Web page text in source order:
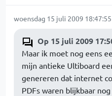
woensdag 15 juli 2009 18:47:55
Op 15 juli 2009
Maar ik moet nog eens
mijn antieke Ultiboard
genereren dat internet
PDFs waren blijkbaar